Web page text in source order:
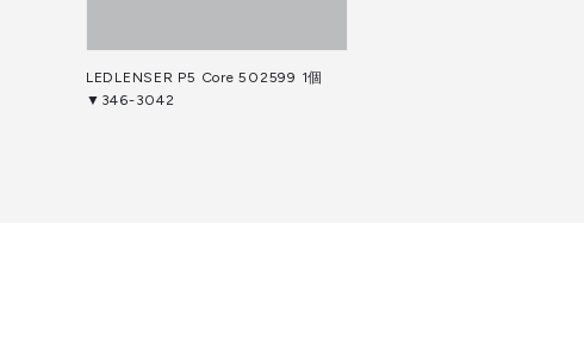
LEDLENSER P5 Core 502599 1個
▼346-3042